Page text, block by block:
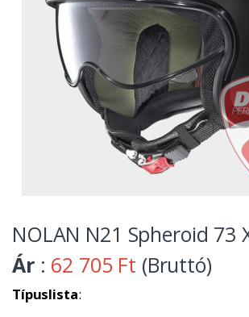
NOLAN N21 Spheroid 73
Ár : 62 705 Ft (Bruttó)
Típuslista: